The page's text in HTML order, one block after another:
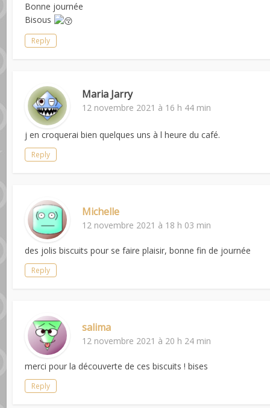
Bonne journée
Bisous
Reply
Maria Jarry
12 novembre 2021 à 16 h 44 min
j en croquerai bien quelques uns à l heure du café.
Reply
Michelle
12 novembre 2021 à 18 h 03 min
des jolis biscuits pour se faire plaisir, bonne fin de journée
Reply
salima
12 novembre 2021 à 20 h 24 min
merci pour la découverte de ces biscuits ! bises
Reply